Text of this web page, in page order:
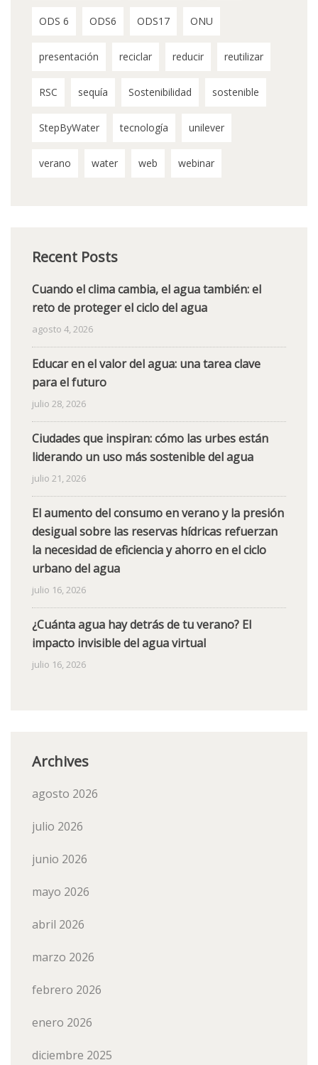
ODS 6 ODS6 ODS17 ONU
presentación reciclar reducir reutilizar
RSC sequía Sostenibilidad sostenible
StepByWater tecnología unilever
verano water web webinar
Recent Posts
Cuando el clima cambia, el agua también: el
reto de proteger el ciclo del agua
agosto 4, 2026
Educar en el valor del agua: una tarea clave
para el futuro
julio 28, 2026
Ciudades que inspiran: cómo las urbes están
liderando un uso más sostenible del agua
julio 21, 2026
El aumento del consumo en verano y la presión
desigual sobre las reservas hídricas refuerzan
la necesidad de eficiencia y ahorro en el ciclo
urbano del agua
julio 16, 2026
¿Cuánta agua hay detrás de tu verano? El
impacto invisible del agua virtual
julio 16, 2026
Archives
agosto 2026
julio 2026
junio 2026
mayo 2026
abril 2026
marzo 2026
febrero 2026
enero 2026
diciembre 2025